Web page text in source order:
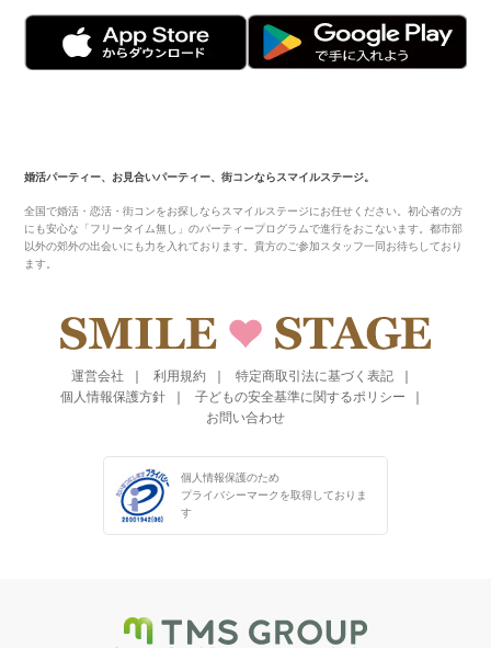
婚活パーティー、お見合いパーティー、街コンならスマイルステージ。
全国で婚活・恋活・街コンをお探しならスマイルステージにお任せください。初心者の方
にも安心な「フリータイム無し」のパーティープログラムで進行をおこないます。都市部
以外の郊外の出会いにも力を入れております。貴方のご参加スタッフ一同お待ちしており
ます。
運営会社 利用規約
特定商取引法に基づく表記
個人情報保護方針
子どもの安全基準に関するポリシー
お問い合わせ
個人情報保護のため
プライバシーマークを取得しておりま
す